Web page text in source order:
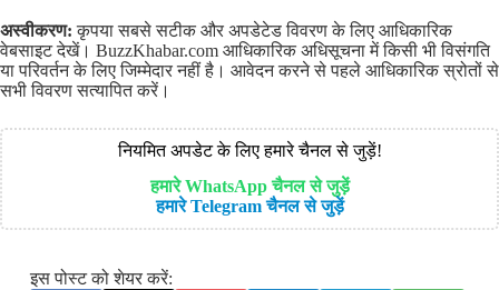
अस्वीकरण: कृपया सबसे सटीक और अपडेटेड विवरण के लिए आधिकारिक
वेबसाइट देखें। BuzzKhabar.com आधिकारिक अधिसूचना में किसी भी विसंगति
या परिवर्तन के लिए जिम्मेदार नहीं है। आवेदन करने से पहले आधिकारिक स्रोतों से
सभी विवरण सत्यापित करें।
नियमित अपडेट के लिए हमारे चैनल से जुड़ें!
हमारे WhatsApp चैनल से जुड़ें
हमारे Telegram चैनल से जुड़ें
इस पोस्ट को शेयर करें: